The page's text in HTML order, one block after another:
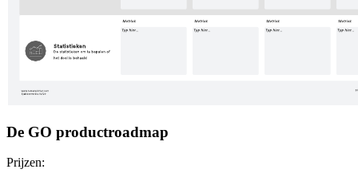
De GO productroadmap
Prijzen: